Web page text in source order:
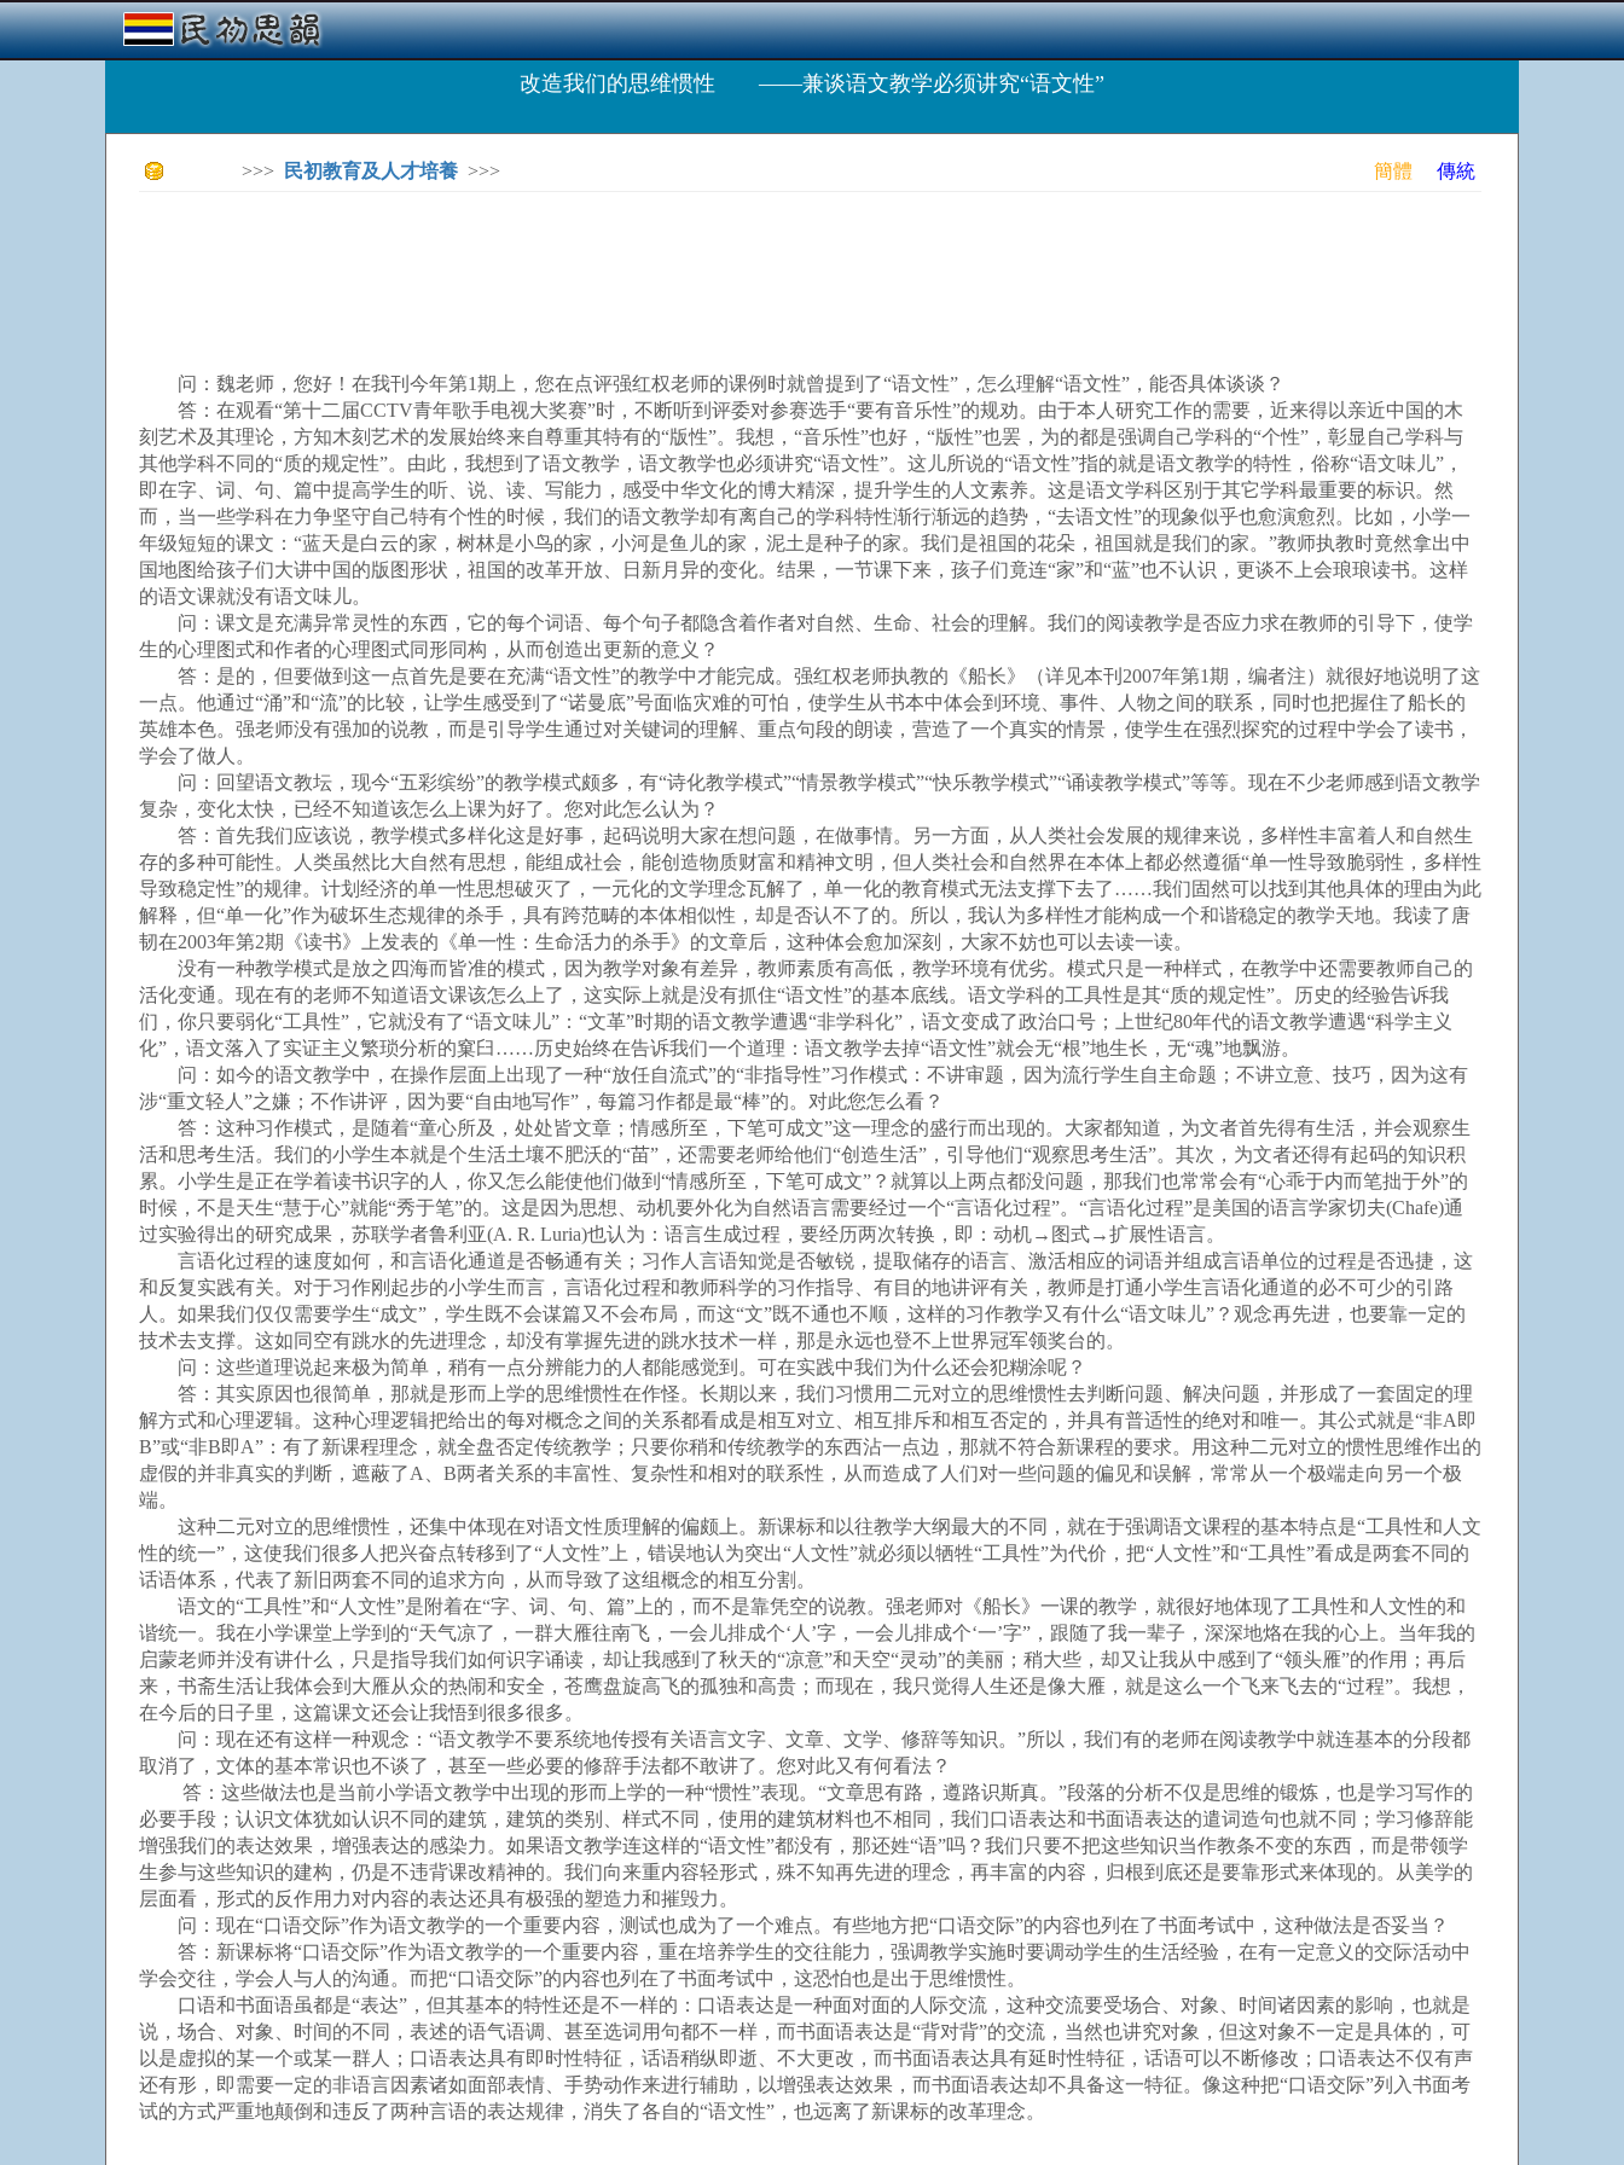
改造我们的思维惯性 ——兼谈语文教学必须讲究“语文性”
>>> 民初教育及人才培養 >>> 簡體 傳統
问：魏老师，您好！在我刊今年第1期上，您在点评强红权老师的课例时就曾提到了“语文性”，怎么理解“语文性”，能否具体谈谈？
答：在观看“第十二届CCTV青年歌手电视大奖赛”时，不断听到评委对参赛选手“要有音乐性”的规劝。由于本人研究工作的需要，近来得以亲近中国的木
刻艺术及其理论，方知木刻艺术的发展始终来自尊重其特有的“版性”。我想，“音乐性”也好，“版性”也罢，为的都是强调自己学科的“个性”，彰显自己学科与
其他学科不同的“质的规定性”。由此，我想到了语文教学，语文教学也必须讲究“语文性”。这儿所说的“语文性”指的就是语文教学的特性，俗称“语文味儿”，
即在字、词、句、篇中提高学生的听、说、读、写能力，感受中华文化的博大精深，提升学生的人文素养。这是语文学科区别于其它学科最重要的标识。然
而，当一些学科在力争坚守自己特有个性的时候，我们的语文教学却有离自己的学科特性渐行渐远的趋势，“去语文性”的现象似乎也愈演愈烈。比如，小学一
年级短短的课文：“蓝天是白云的家，树林是小鸟的家，小河是鱼儿的家，泥土是种子的家。我们是祖国的花朵，祖国就是我们的家。”教师执教时竟然拿出中
国地图给孩子们大讲中国的版图形状，祖国的改革开放、日新月异的变化。结果，一节课下来，孩子们竟连“家”和“蓝”也不认识，更谈不上会琅琅读书。这样
的语文课就没有语文味儿。
问：课文是充满异常灵性的东西，它的每个词语、每个句子都隐含着作者对自然、生命、社会的理解。我们的阅读教学是否应力求在教师的引导下，使学
生的心理图式和作者的心理图式同形同构，从而创造出更新的意义？
答：是的，但要做到这一点首先是要在充满“语文性”的教学中才能完成。强红权老师执教的《船长》（详见本刊2007年第1期，编者注）就很好地说明了这
一点。他通过“涌”和“流”的比较，让学生感受到了“诺曼底”号面临灾难的可怕，使学生从书本中体会到环境、事件、人物之间的联系，同时也把握住了船长的
英雄本色。强老师没有强加的说教，而是引导学生通过对关键词的理解、重点句段的朗读，营造了一个真实的情景，使学生在强烈探究的过程中学会了读书，
学会了做人。
问：回望语文教坛，现今“五彩缤纷”的教学模式颇多，有“诗化教学模式”“情景教学模式”“快乐教学模式”“诵读教学模式”等等。现在不少老师感到语文教学
复杂，变化太快，已经不知道该怎么上课为好了。您对此怎么认为？
答：首先我们应该说，教学模式多样化这是好事，起码说明大家在想问题，在做事情。另一方面，从人类社会发展的规律来说，多样性丰富着人和自然生
存的多种可能性。人类虽然比大自然有思想，能组成社会，能创造物质财富和精神文明，但人类社会和自然界在本体上都必然遵循“单一性导致脆弱性，多样性
导致稳定性”的规律。计划经济的单一性思想破灭了，一元化的文学理念瓦解了，单一化的教育模式无法支撑下去了……我们固然可以找到其他具体的理由为此
解释，但“单一化”作为破坏生态规律的杀手，具有跨范畴的本体相似性，却是否认不了的。所以，我认为多样性才能构成一个和谐稳定的教学天地。我读了唐
韧在2003年第2期《读书》上发表的《单一性：生命活力的杀手》的文章后，这种体会愈加深刻，大家不妨也可以去读一读。
没有一种教学模式是放之四海而皆准的模式，因为教学对象有差异，教师素质有高低，教学环境有优劣。模式只是一种样式，在教学中还需要教师自己的
活化变通。现在有的老师不知道语文课该怎么上了，这实际上就是没有抓住“语文性”的基本底线。语文学科的工具性是其“质的规定性”。历史的经验告诉我
们，你只要弱化“工具性”，它就没有了“语文味儿”：“文革”时期的语文教学遭遇“非学科化”，语文变成了政治口号；上世纪80年代的语文教学遭遇“科学主义
化”，语文落入了实证主义繁琐分析的窠臼……历史始终在告诉我们一个道理：语文教学去掉“语文性”就会无“根”地生长，无“魂”地飘游。
问：如今的语文教学中，在操作层面上出现了一种“放任自流式”的“非指导性”习作模式：不讲审题，因为流行学生自主命题；不讲立意、技巧，因为这有
涉“重文轻人”之嫌；不作讲评，因为要“自由地写作”，每篇习作都是最“棒”的。对此您怎么看？
答：这种习作模式，是随着“童心所及，处处皆文章；情感所至，下笔可成文”这一理念的盛行而出现的。大家都知道，为文者首先得有生活，并会观察生
活和思考生活。我们的小学生本就是个生活土壤不肥沃的“苗”，还需要老师给他们“创造生活”，引导他们“观察思考生活”。其次，为文者还得有起码的知识积
累。小学生是正在学着读书识字的人，你又怎么能使他们做到“情感所至，下笔可成文”？就算以上两点都没问题，那我们也常常会有“心乖于内而笔拙于外”的
时候，不是天生“慧于心”就能“秀于笔”的。这是因为思想、动机要外化为自然语言需要经过一个“言语化过程”。“言语化过程”是美国的语言学家切夫(Chafe)通
过实验得出的研究成果，苏联学者鲁利亚(A. R. Luria)也认为：语言生成过程，要经历两次转换，即：动机→图式→扩展性语言。
言语化过程的速度如何，和言语化通道是否畅通有关；习作人言语知觉是否敏锐，提取储存的语言、激活相应的词语并组成言语单位的过程是否迅捷，这
和反复实践有关。对于习作刚起步的小学生而言，言语化过程和教师科学的习作指导、有目的地讲评有关，教师是打通小学生言语化通道的必不可少的引路
人。如果我们仅仅需要学生“成文”，学生既不会谋篇又不会布局，而这“文”既不通也不顺，这样的习作教学又有什么“语文味儿”？观念再先进，也要靠一定的
技术去支撑。这如同空有跳水的先进理念，却没有掌握先进的跳水技术一样，那是永远也登不上世界冠军领奖台的。
问：这些道理说起来极为简单，稍有一点分辨能力的人都能感觉到。可在实践中我们为什么还会犯糊涂呢？
答：其实原因也很简单，那就是形而上学的思维惯性在作怪。长期以来，我们习惯用二元对立的思维惯性去判断问题、解决问题，并形成了一套固定的理
解方式和心理逻辑。这种心理逻辑把给出的每对概念之间的关系都看成是相互对立、相互排斥和相互否定的，并具有普适性的绝对和唯一。其公式就是“非A即
B”或“非B即A”：有了新课程理念，就全盘否定传统教学；只要你稍和传统教学的东西沾一点边，那就不符合新课程的要求。用这种二元对立的惯性思维作出的
虚假的并非真实的判断，遮蔽了A、B两者关系的丰富性、复杂性和相对的联系性，从而造成了人们对一些问题的偏见和误解，常常从一个极端走向另一个极
端。
这种二元对立的思维惯性，还集中体现在对语文性质理解的偏颇上。新课标和以往教学大纲最大的不同，就在于强调语文课程的基本特点是“工具性和人文
性的统一”，这使我们很多人把兴奋点转移到了“人文性”上，错误地认为突出“人文性”就必须以牺牲“工具性”为代价，把“人文性”和“工具性”看成是两套不同的
话语体系，代表了新旧两套不同的追求方向，从而导致了这组概念的相互分割。
语文的“工具性”和“人文性”是附着在“字、词、句、篇”上的，而不是靠凭空的说教。强老师对《船长》一课的教学，就很好地体现了工具性和人文性的和
谐统一。我在小学课堂上学到的“天气凉了，一群大雁往南飞，一会儿排成个‘人’字，一会儿排成个‘一’字”，跟随了我一辈子，深深地烙在我的心上。当年我的
启蒙老师并没有讲什么，只是指导我们如何识字诵读，却让我感到了秋天的“凉意”和天空“灵动”的美丽；稍大些，却又让我从中感到了“领头雁”的作用；再后
来，书斋生活让我体会到大雁从众的热闹和安全，苍鹰盘旋高飞的孤独和高贵；而现在，我只觉得人生还是像大雁，就是这么一个飞来飞去的“过程”。我想，
在今后的日子里，这篇课文还会让我悟到很多很多。
问：现在还有这样一种观念：“语文教学不要系统地传授有关语言文字、文章、文学、修辞等知识。”所以，我们有的老师在阅读教学中就连基本的分段都
取消了，文体的基本常识也不谈了，甚至一些必要的修辞手法都不敢讲了。您对此又有何看法？
答：这些做法也是当前小学语文教学中出现的形而上学的一种“惯性”表现。“文章思有路，遵路识斯真。”段落的分析不仅是思维的锻炼，也是学习写作的
必要手段；认识文体犹如认识不同的建筑，建筑的类别、样式不同，使用的建筑材料也不相同，我们口语表达和书面语表达的遣词造句也就不同；学习修辞能
增强我们的表达效果，增强表达的感染力。如果语文教学连这样的“语文性”都没有，那还姓“语”吗？我们只要不把这些知识当作教条不变的东西，而是带领学
生参与这些知识的建构，仍是不违背课改精神的。我们向来重内容轻形式，殊不知再先进的理念，再丰富的内容，归根到底还是要靠形式来体现的。从美学的
层面看，形式的反作用力对内容的表达还具有极强的塑造力和摧毁力。
问：现在“口语交际”作为语文教学的一个重要内容，测试也成为了一个难点。有些地方把“口语交际”的内容也列在了书面考试中，这种做法是否妥当？
答：新课标将“口语交际”作为语文教学的一个重要内容，重在培养学生的交往能力，强调教学实施时要调动学生的生活经验，在有一定意义的交际活动中
学会交往，学会人与人的沟通。而把“口语交际”的内容也列在了书面考试中，这恐怕也是出于思维惯性。
口语和书面语虽都是“表达”，但其基本的特性还是不一样的：口语表达是一种面对面的人际交流，这种交流要受场合、对象、时间诸因素的影响，也就是
说，场合、对象、时间的不同，表述的语气语调、甚至选词用句都不一样，而书面语表达是“背对背”的交流，当然也讲究对象，但这对象不一定是具体的，可
以是虚拟的某一个或某一群人；口语表达具有即时性特征，话语稍纵即逝、不大更改，而书面语表达具有延时性特征，话语可以不断修改；口语表达不仅有声
还有形，即需要一定的非语言因素诸如面部表情、手势动作来进行辅助，以增强表达效果，而书面语表达却不具备这一特征。像这种把“口语交际”列入书面考
试的方式严重地颠倒和违反了两种言语的表达规律，消失了各自的“语文性”，也远离了新课标的改革理念。